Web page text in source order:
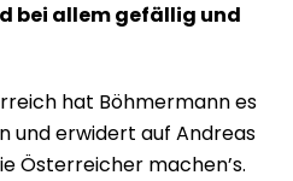
bei allem gefällig und
hat Böhmermann es
und erwidert auf Andreas
Österreicher machen’s.